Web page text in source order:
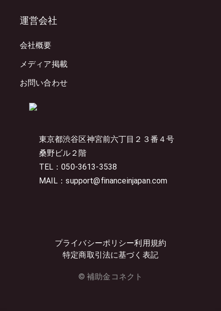
東京都渋谷区神宮前六丁目２３番４号
桑野ビル２階
TEL：050-3613-3538
MAIL：support@financeinjapan.com
プライバシーポリシー利用規約
特定商取引法に基づく表記
© 補助金コネクト
運営会社
会社概要
メディア掲載
お問い合わせ